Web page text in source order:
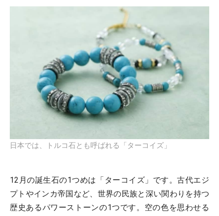
日本では、トルコ石とも呼ばれる「ターコイズ」
12月の誕生石の1つめは「ターコイズ」です。古代エジ
プトやインカ帝国など、世界の民族と深い関わりを持つ
歴史あるパワーストーンの1つです。空の色を思わせる